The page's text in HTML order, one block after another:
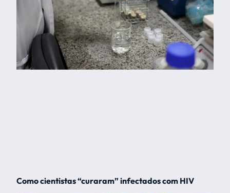
Como cientistas “curaram” infectados com HIV